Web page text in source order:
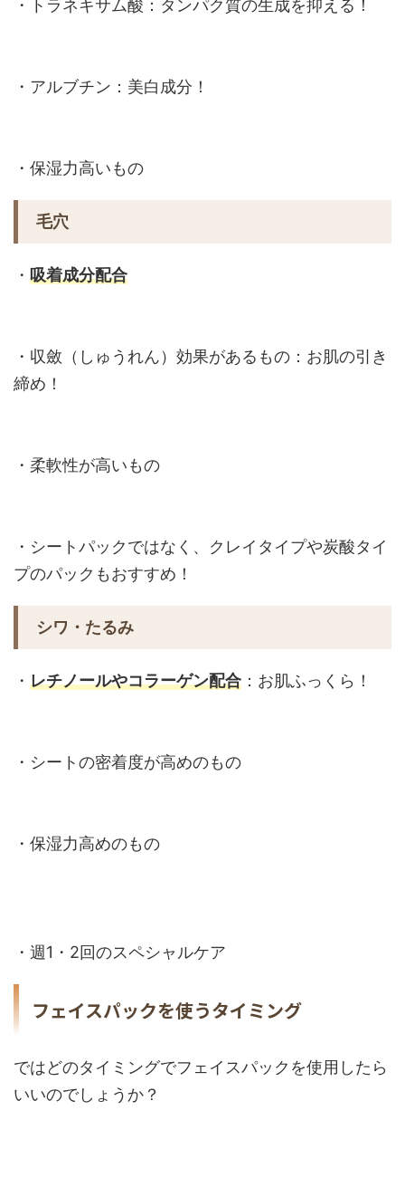
・トラネキサム酸：タンパク質の生成を抑える！
・アルブチン：美白成分！
・保湿力高いもの
毛穴
・ 吸着成分配合
・収斂（しゅうれん）効果があるもの：お肌の引き
締め！
・柔軟性が高いもの
・シートパックではなく、クレイタイプや炭酸タイ
プのパックもおすすめ！
シワ・たるみ
・ レチノールやコラーゲン配合 ：お肌ふっくら！
・シートの密着度が高めのもの
・保湿力高めのもの
・週1・2回のスペシャルケア
フェイスパックを使うタイミング
ではどのタイミングでフェイスパックを使用したら
いいのでしょうか？